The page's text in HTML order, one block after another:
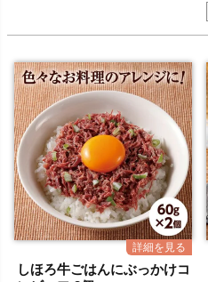
しほろ牛ごはんにぶっかけコ